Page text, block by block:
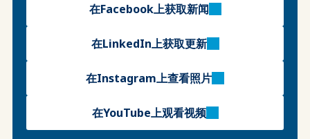
在Facebook上获取新闻
在LinkedIn上获取更新
在Instagram上查看照片
在YouTube上观看视频